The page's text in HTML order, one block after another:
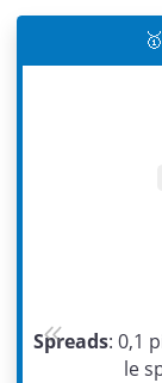
Spreads: 0,1
le
Previous